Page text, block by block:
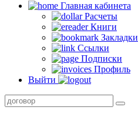
Главная кабинета
Расчеты
Книги
Закладки
Ссылки
Подписки
Профиль
Выйти